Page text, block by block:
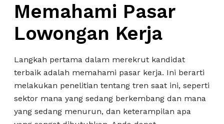
Memahami Pasar
Lowongan Kerja
Langkah pertama dalam merekrut kandidat
terbaik adalah memahami pasar kerja. Ini berarti
melakukan penelitian tentang tren saat ini, seperti
sektor mana yang sedang berkembang dan mana
yang sedang menurun, dan keterampilan apa